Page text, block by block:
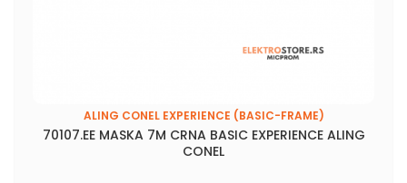
ALING CONEL EXPERIENCE (BASIC-FRAME)
70107.EE MASKA 7M CRNA BASIC EXPERIENCE ALING
CONEL